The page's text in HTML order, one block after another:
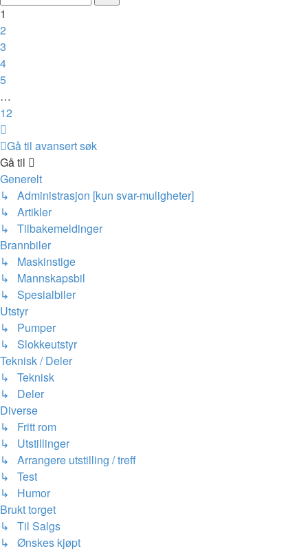
12
1
2
3
4
5
…
12
Gå til avansert søk
Gå til
Generelt
↳ Administrasjon [kun svar-muligheter]
↳ Artikler
↳ Tilbakemeldinger
Brannbiler
↳ Maskinstige
↳ Mannskapsbil
↳ Spesialbiler
Utstyr
↳ Pumper
↳ Slokkeutstyr
Teknisk / Deler
↳ Teknisk
↳ Deler
Diverse
↳ Fritt rom
↳ Utstillinger
↳ Arrangere utstilling / treff
↳ Test
↳ Humor
Brukt torget
↳ Til Salgs
↳ Ønskes kjøpt